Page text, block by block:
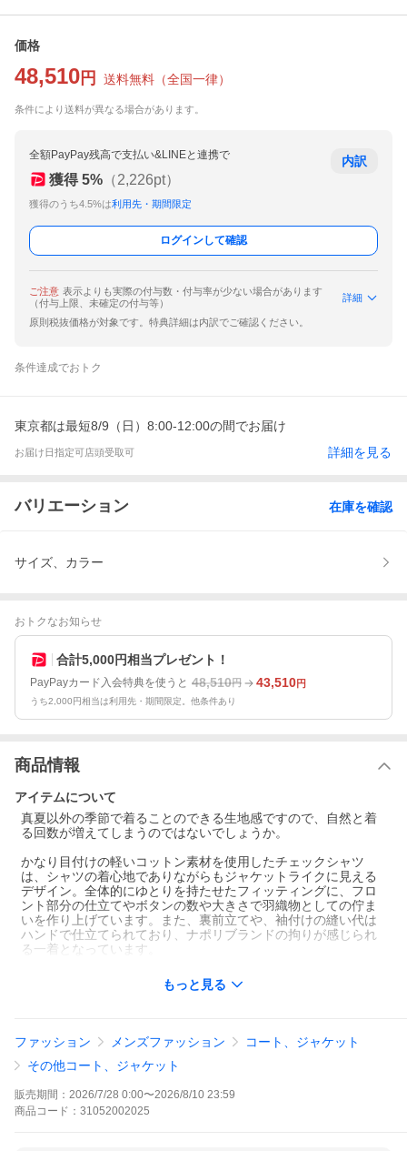
価格
48,510 円 送料無料 （全国一律）
条件により送料が異なる場合があります。
全額PayPay残高で支払い&LINEと連携で
獲得 5% （2,226pt）
獲得のうち4.5%は利用先・期間限定
内訳
ログインして確認
ご注意 表示よりも実際の付与数・付与率が少ない場合があります
（付与上限、未確定の付与等）
詳細
原則税抜価格が対象です。特典詳細は内訳でご確認ください。
条件達成でおトク
東京都は最短8/9（日）8:00-12:00の間でお届け
お届け日指定可 店頭受取可 詳細を見る
バリエーション 在庫を確認
サイズ、カラー
おトクなお知らせ
合計5,000円相当プレゼント！
PayPayカード入会特典を使うと 48,510円 43,510円
うち2,000円相当は利用先・期間限定。他条件あり
商品情報
アイテムについて
真夏以外の季節で着ることのできる生地感ですので、自然と着
る回数が増えてしまうのではないでしょうか。
かなり目付けの軽いコットン素材を使用したチェックシャツ
は、シャツの着心地でありながらもジャケットライクに見える
デザイン。全体的にゆとりを持たせたフィッティングに、フロ
ント部分の仕立てやボタンの数や大きさで羽織物としての佇ま
いを作り上げています。また、裏前立てや、袖付けの縫い代は
ハンドで仕立てられており、ナポリブランドの拘りが感じられ
る一着となっています。
ナポリのシャツブラドらしいテクニックやクラシカルなムード
を残しつつも、世界各国の現代的な空気感を捉え、モダンさを
ックアウトなど着方を問わない幅広いスタイルにマッチする独
自の世界観を構築しています。
・全体的にゆとりのあるリラックスシルエット
・裏地や芯地の無いシャツジャケット
もっと見る
ファッション メンズファッション
コート、ジャケット
その他コート、ジャケット
販売期間： 2026/7/28 0:00〜2026/8/10 23:59
商品 コード： 31052002025